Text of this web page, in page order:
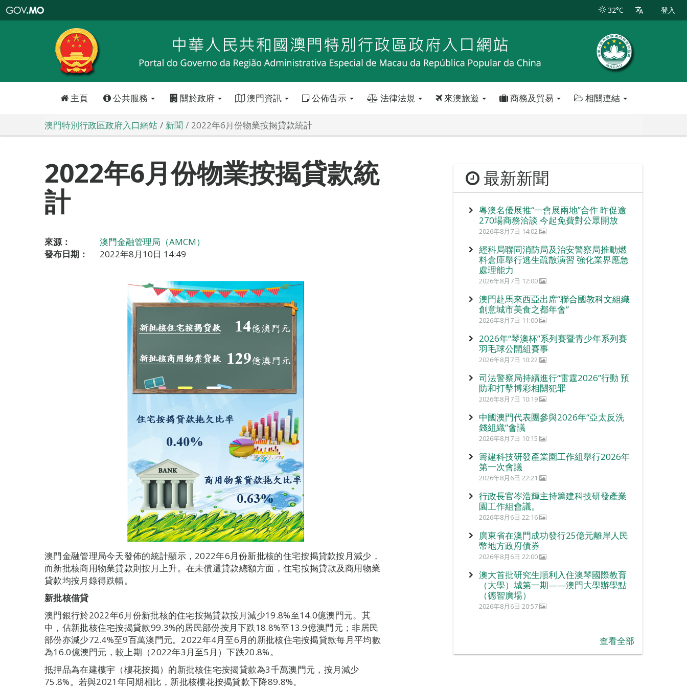
特
政
區
政
口
32°C 登入
主頁 公共服務 關於政府 澳門資訊 公佈告示 法律法規 來澳旅遊 商務及貿易 相關連結
澳門特別行政區政府入口網站 新聞 2022年6月份物業按揭貸款統計
2022年6月份物業按揭貸款統
計
來源：
澳門金融管理局（AMCM）
發布日期：
2022年8月10日 14:49
澳門金融管理局今天發佈的統計顯示，2022年6月份新批核的住宅按揭貸款按月減少，
而新批核商用物業貸款則按月上升。在未償還貸款總額方面，住宅按揭貸款及商用物業
貸款均按月錄得跌幅。
新批核借貸
澳門銀行於2022年6月份新批核的住宅按揭貸款按月減少19.8%至14.0億澳門元。其
中，佔新批核住宅按揭貸款99.3%的居民部份按月下跌18.8%至13.9億澳門元；非居民
部份亦減少72.4%至9百萬澳門元。2022年4月至6月的新批核住宅按揭貸款每月平均數
為16.0億澳門元，較上期（2022年3月至5月）下跌20.8%。
抵押品為在建樓宇（樓花按揭）的新批核住宅按揭貸款為3千萬澳門元，按月減少
75.8%。若與2021年同期相比，新批核樓花按揭貸款下降89.8%。
最新新聞
粵澳名優展推“一會展兩地”合作 昨促逾
270場商務洽談 今起免費對公眾開放
2026年8月7日 14:02
經科局聯同消防局及治安警察局推動燃
料倉庫舉行逃生疏散演習 強化業界應急
處理能力
2026年8月7日 12:00
澳門赴馬來西亞出席“聯合國教科文組織
創意城市美食之都年會”
2026年8月7日 11:00
2026年“琴澳杯”系列賽暨青少年系列賽
羽毛球公開組賽事
2026年8月7日 10:22
司法警察局持續進行“雷霆2026”行動 預
防和打擊博彩相關犯罪
2026年8月7日 10:19
中國澳門代表團參與2026年“亞太反洗
錢組織”會議
2026年8月7日 10:15
籌建科技研發產業園工作組舉行2026年
第一次會議
2026年8月6日 22:21
行政長官岑浩輝主持籌建科技研發產業
園工作組會議。
2026年8月6日 22:16
廣東省在澳門成功發行25億元離岸人民
幣地方政府債券
2026年8月6日 22:00
澳大首批研究生順利入住澳琴國際教育
（大學）城第一期——澳門大學辦學點
（德智廣場）
2026年8月6日 20:57
查看全部